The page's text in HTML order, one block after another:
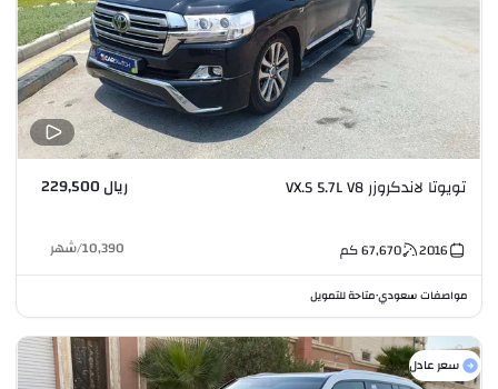
تويوتا لاندكروزر VX.S 5.7L V8 ريال 229,500
2016
67,670كم 10,390
/شهر
مواصفات سعودي•متاحة للتمويل
سعر عادل